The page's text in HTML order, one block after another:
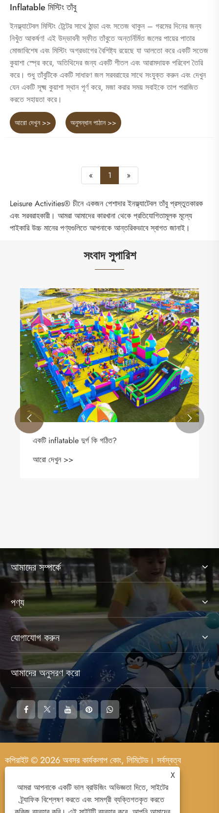
Inflatable মিস্টিং তাঁবু
ইনফ্ল্যাটেবল মিস্টিং টেন্টের সাথে ঠান্ডা এবং সতেজ থাকুন – গরমের দিনের জন্য
নিখুঁত আকর্ষণ! এই উদ্ভাবনী স্ফীত তাঁবুতে অন্তর্নির্মিত জলের পায়ের পাতার
মোজাবিশেষ এবং মিস্টিং অগ্রভাগের বৈশিষ্ট্য রয়েছে যা আলতো করে একটি সতেজ
কুয়াশা স্প্রে করে, অতিথিদের জন্য একটি শীতল এবং আরামদায়ক পরিবেশ তৈরি
করে। শুধু তাঁবুটিকে একটি সাধারণ জল সরবরাহের সাথে সংযুক্ত করুন এবং দেখুন
যেন একটি সূক্ষ্ম কুয়াশা স্থান পূর্ণ করে, মজা করার সময় সবাইকে তাপ পরাজিত
করতে সহায়তা করে।
আরো দেখুন >> অনুসন্ধান পাঠান >>
« 1 »
Leisure Activities® চীনে একজন পেশাদার ইনফ্ল্যাটেবল তাঁবু প্রস্তুতকারক
এবং সরবরাহকারী। আমরা আমাদের কারখানা থেকে প্রতিযোগিতামূলক মূল্যে
পাইকারি উচ্চ মানের পণ্যগুলিতে আপনাকে আন্তরিকভাবে স্বাগত জানাই।
সংবাদ সুপারিশ
একটি inflatable দুর্গ কি গঠিত?
আরো দেখুন >>
 
আমাদের সম্পর্কে
পণ্য
যোগাযোগ করুন
আমাদের অনুসরণ করো
কপিরাইট © 2026 অবসর কার্যকলাপ কোং, লিমিটেড। সর্বস্বত্ব
সংরক্ষিত।
X
আমরা আপনাকে একটি ভাল ব্রাউজিং অভিজ্ঞতা দিতে, সাইটের
ট্র্যাফিক বিশ্লেষণ করতে এবং সামগ্রী ব্যক্তিগতকৃত করতে